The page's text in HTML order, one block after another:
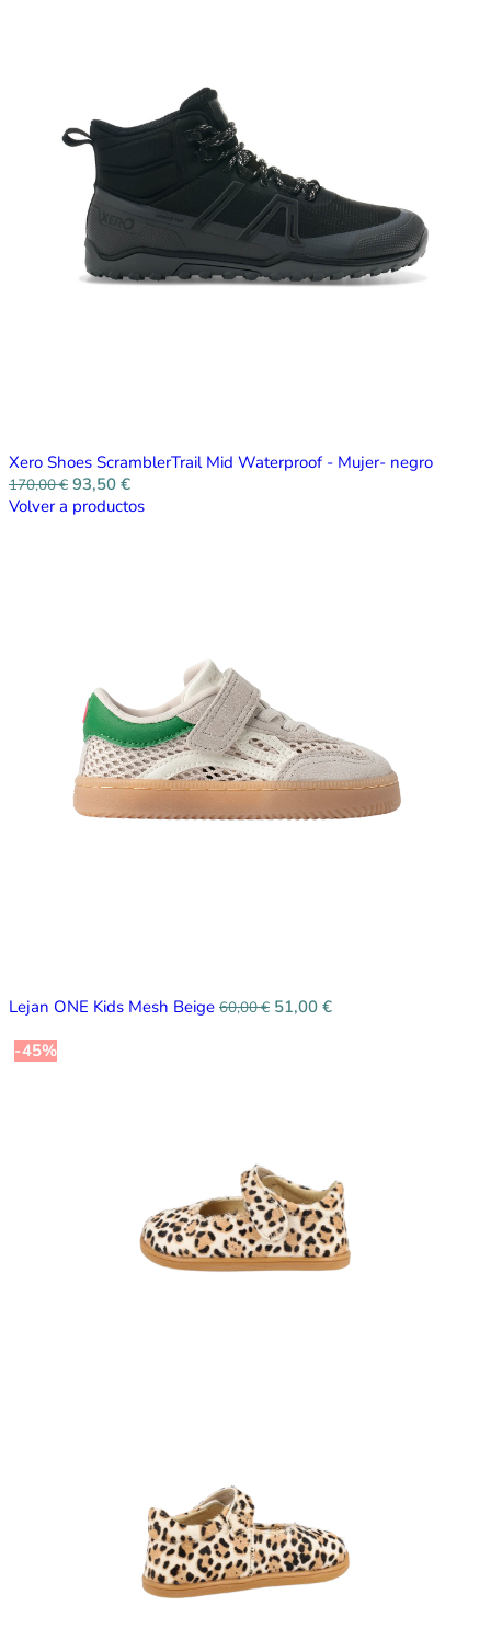
Xero Shoes ScramblerTrail Mid Waterproof - Mujer- negro
170,00€ 93,50 €
Volver a productos
Lejan ONE Kids Mesh Beige 60,00€ 51,00 €
-45%